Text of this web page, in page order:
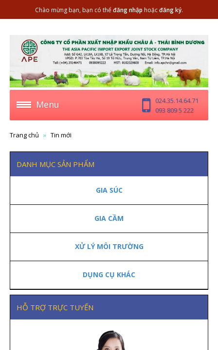
Chào mừng bạn, bạn có thểđăng nhập hoặcđăng ký.
Menu
024.35.14.64.71
093 809 5 222
Trang chủ Tin mới
DANH MỤC SẢN PHẨM
GIA SÚC
GIA CẦM
XỬ LÝ MÔI TRƯỜNG
DỤNG CỤ KHÁC
HỖ TRỢ TRỰC TUYẾN